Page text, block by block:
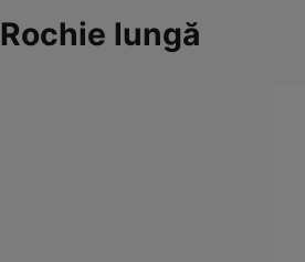
Rochie lungă